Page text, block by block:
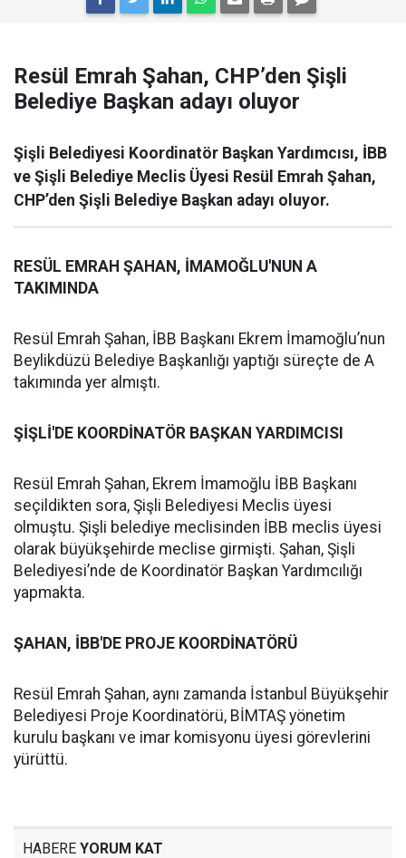
Resül Emrah Şahan, CHP’den Şişli
Belediye Başkan adayı oluyor
Şişli Belediyesi Koordinatör Başkan Yardımcısı, İBB
ve Şişli Belediye Meclis Üyesi Resül Emrah Şahan,
CHP’den Şişli Belediye Başkan adayı oluyor.
RESÜL EMRAH ŞAHAN, İMAMOĞLU'NUN A
TAKIMINDA
Resül Emrah Şahan, İBB Başkanı Ekrem İmamoğlu’nun
Beylikdüzü Belediye Başkanlığı yaptığı süreçte de A
takımında yer almıştı.
ŞİŞLİ'DE KOORDİNATÖR BAŞKAN YARDIMCISI
Resül Emrah Şahan, Ekrem İmamoğlu İBB Başkanı
seçildikten sora, Şişli Belediyesi Meclis üyesi
olmuştu. Şişli belediye meclisinden İBB meclis üyesi
olarak büyükşehirde meclise girmişti. Şahan, Şişli
Belediyesi’nde de Koordinatör Başkan Yardımcılığı
yapmakta.
ŞAHAN, İBB'DE PROJE KOORDİNATÖRÜ
Resül Emrah Şahan, aynı zamanda İstanbul Büyükşehir
Belediyesi Proje Koordinatörü, BİMTAŞ yönetim
kurulu başkanı ve imar komisyonu üyesi görevlerini
yürüttü.
HABERE YORUM KAT